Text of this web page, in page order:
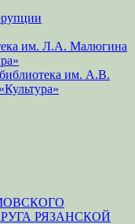
им. Л.А. Малюгина
им. А.В.
РЯЗАНСКОЙ